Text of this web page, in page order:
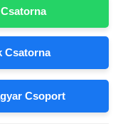
Csatorna
Csoport